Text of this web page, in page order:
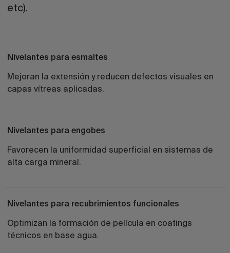
etc).
Nivelantes para esmaltes
Mejoran la extensión y reducen defectos visuales en
capas vítreas aplicadas.
Nivelantes para engobes
Favorecen la uniformidad superficial en sistemas de
alta carga mineral.
Nivelantes para recubrimientos funcionales
Optimizan la formación de película en coatings
técnicos en base agua.